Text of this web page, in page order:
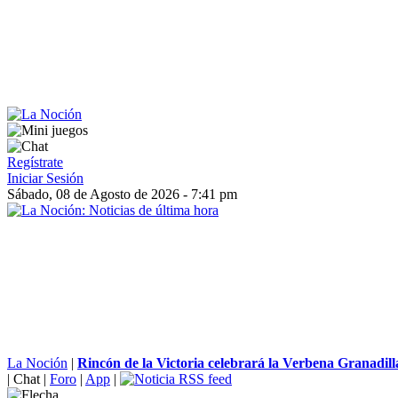
Regístrate
Iniciar Sesión
Sábado, 08 de Agosto de 2026 - 7:41 pm
La Noción | Rincón de la Victoria celebrará la Verbena
| Chat | Foro | App |